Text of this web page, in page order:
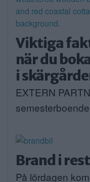
Viktiga
när du
i
EXTERN
Brand i
På lördagen